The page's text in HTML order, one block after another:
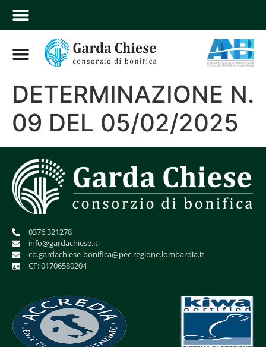
DETERMINAZIONE N.
09 DEL 05/02/2025
0376 321278
info@gardachiese.it
cb.gardachiese-bonifica@pec.regione.lombardia.it
CF: 01706580204